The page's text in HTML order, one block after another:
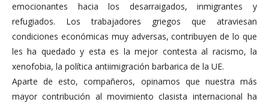
emocionantes hacia los desarraigados, inmigrantes y
refugiados. Los trabajadores griegos que atraviesan
condiciones económicas muy adversas, contribuyen de lo que
les ha quedado y esta es la mejor contesta al racismo, la
xenofobia, la política antiimigración barbarica de la UE.
Aparte de esto, compañeros, opinamos que nuestra más
mayor contribución al movimiento clasista internacional ha